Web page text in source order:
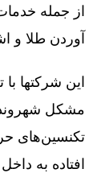
از جمله
آوردن طلا و
این شرکتها
مشکل
تکنسین‌های
افتاده به